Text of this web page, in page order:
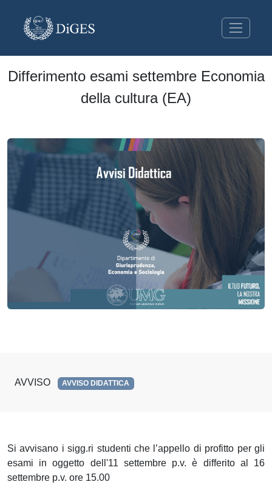
Differimento esami settembre Economia
della cultura (EA)
AVVISO AVVISO DIDATTICA
Si avvisano i sigg.ri studenti che l’appello di profitto per gli
esami in oggetto dell'11 settembre p.v. è differito al 16
settembre p.v. ore 15.00